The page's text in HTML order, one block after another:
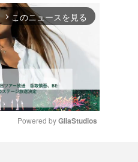
arrow_forward_ios このニュースを見る
Powered by GliaStudios